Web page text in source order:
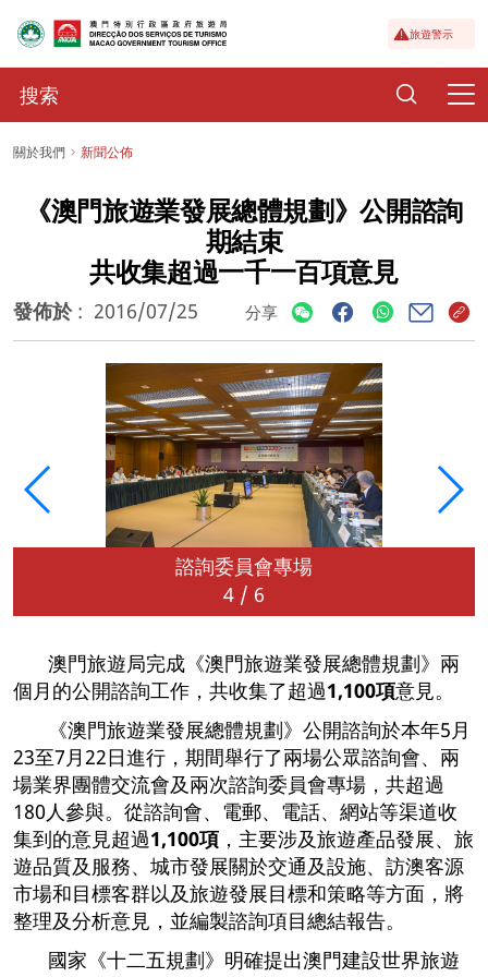
旅遊警示
關於我們 新聞公佈
《澳門旅遊業發展總體規劃》公開諮詢
期結束
共收集超過一千一百項意見
發佈於 : 2016/07/25 分享
諮詢委員會專場
4 / 6
澳門旅遊局完成《澳門旅遊業發展總體規劃》兩
個月的公開諮詢工作，共收集了超過1,100項意見。
《澳門旅遊業發展總體規劃》公開諮詢於本年5月
23至7月22日進行，期間舉行了兩場公眾諮詢會、兩
場業界團體交流會及兩次諮詢委員會專場，共超過
180人參與。從諮詢會、電郵、電話、網站等渠道收
集到的意見超過1,100項 ，主要涉及旅遊產品發展、旅
遊品質及服務、城市發展關於交通及設施、訪澳客源
市場和目標客群以及旅遊發展目標和策略等方面，將
整理及分析意見，並編製諮詢項目總結報告。
國家《十二五規劃》明確提出澳門建設世界旅遊